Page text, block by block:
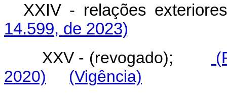
XXIV - relações
14.599, de 2023)
XXV - (revogado);
2020)
(Vigência)